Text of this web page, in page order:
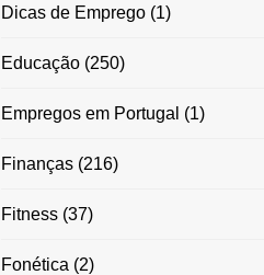
Dicas de Emprego(1)
Educação(250)
Empregos em Portugal (1)
Finanças(216)
Fitness(37)
Fonética (2)